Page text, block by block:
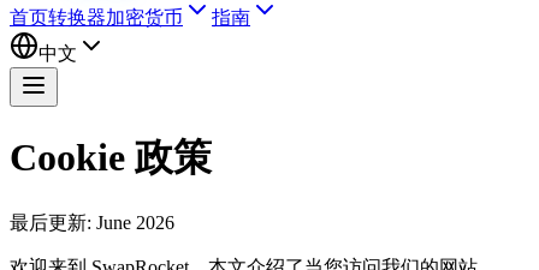
首页转换器加密货币
指南
中文
Cookie 政策
最后更新: June 2026